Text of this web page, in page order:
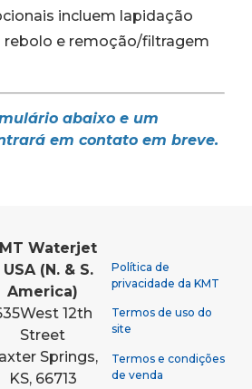
incluem lapidação
e remoção/filtragem
abaixo e um
em contato em breve.
Waterjet
USA (N. & S.
America)
West 12th
Street
Springs,
KS, 66713
Política de
privacidade da KMT
Termos de uso do
site
Termos e condições
de venda